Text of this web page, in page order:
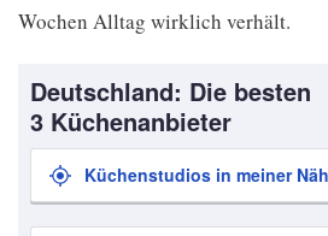
Wochen Alltag wirklich verhält.
Deutschland: Die besten
3 Küchenanbieter
Küchenstudios in meiner